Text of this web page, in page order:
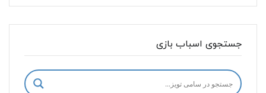
جستجوی اسباب بازی